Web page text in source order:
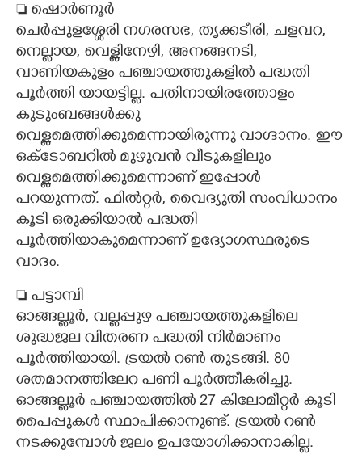
 ഷൊർണൂർ
ചെർപ്പുളശ്ശേരി നഗരസഭ, തൃക്കടീരി, ചളവറ,
നെല്ലായ, വെള്ളിനേഴി, അനങ്ങനടി,
വാണിയകുളം പഞ്ചായത്തുകളിൽ പദ്ധതി
പൂർത്തി യായട്ടില്ല. പതിനായിരത്തോളം
കുടുംബങ്ങൾക്കു
വെള്ളമെത്തിക്കുമെന്നായിരുന്നു വാഗ്ദാനം. ഈ
ഒക്ടോബറിൽ മുഴുവൻ വീടുകളിലും
വെള്ളമെത്തിക്കുമെന്നാണ് ഇപ്പോൾ
പറയുന്നത്. ഫിൽറ്റർ, വൈദ്യുതി സംവിധാനം
കൂടി ഒരുക്കിയാൽ പദ്ധതി
പൂർത്തിയാകുമെന്നാണ് ഉദ്യോഗസ്ഥരുടെ
വാദം.
 പട്ടാമ്പി
ഓങ്ങല്ലൂർ, വല്ലപ്പുഴ പഞ്ചായത്തുകളിലെ
ശുദ്ധജല വിതരണ പദ്ധതി നിർമാണം
പൂർത്തിയായി. ട്രയൽ റൺ തുടങ്ങി. 80
ശതമാനത്തിലേറ പണി പൂർത്തീകരിച്ചു.
ഓങ്ങല്ലൂർ പഞ്ചായത്തിൽ 27 കിലോമീറ്റർ കൂടി
പൈപ്പുകൾ സ്ഥാപിക്കാനുണ്ട്. ട്രയൽ റൺ
നടക്കുമ്പോൾ ജലം ഉപയോഗിക്കാനാകില്ല.
×
Share this link
Copy Link